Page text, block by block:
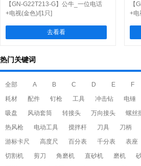
【GN-G22T213-G】公牛_一位电话
+电视(金色)/[1只]
去看看
【
+电
热门关键词
全部 A B C D E F
耗材
配件 钉枪 工具 冲击钻 电锤
吸盘
风动套筒 转接头 万向接头 螺丝
热风枪
电动工具 搅拌杆 刀具 刀柄
游标卡尺
高度尺 百分表 千分表 表座
切割机
剪刀 角磨机 直砂机 磨机